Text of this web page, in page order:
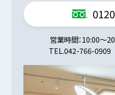
営業時間 10:00～
TEL.042-766-0909